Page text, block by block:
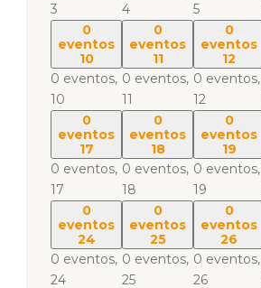
3
4
5
0
eventos
10
0 eventos,
10
0
eventos
11
0 eventos,
11
0
eventos
12
0 eventos,
12
0
eventos
17
0 eventos,
17
0
eventos
18
0 eventos,
18
0
eventos
19
0 eventos,
19
0
eventos
24
0 eventos,
24
0
eventos
25
0 eventos,
25
0
eventos
26
0 eventos,
26